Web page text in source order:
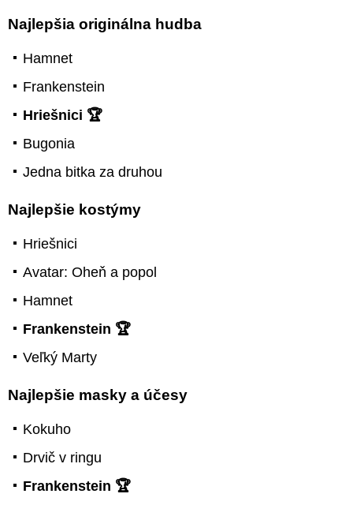
Najlepšia originálna hudba
Hamnet
Frankenstein
Hriešnici 🏆
Bugonia
Jedna bitka za druhou
Najlepšie kostýmy
Hriešnici
Avatar: Oheň a popol
Hamnet
Frankenstein 🏆
Veľký Marty
Najlepšie masky a účesy
Kokuho
Drvič v ringu
Frankenstein 🏆